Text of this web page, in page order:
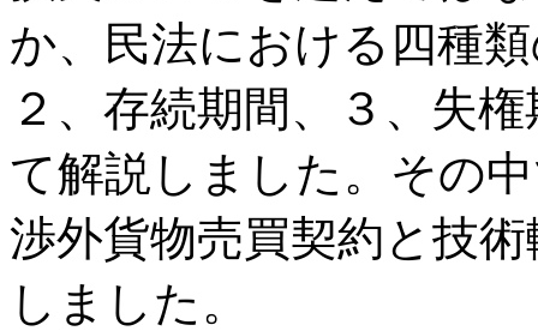
か、民法における四種
２、存続期間、３、失
て解説しました。その
渉外貨物売買契約と技
しました。